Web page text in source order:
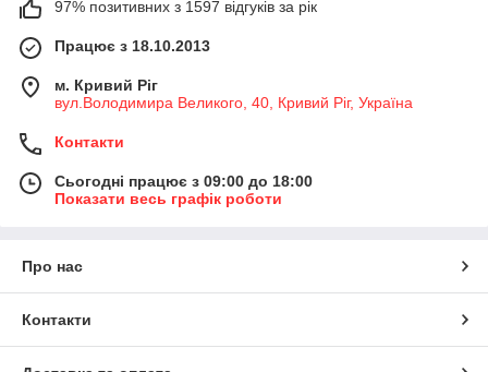
97% позитивних з 1597 відгуків за рік
Працює з 18.10.2013
м. Кривий Ріг
вул.Володимира Великого, 40, Кривий Ріг, Україна
Контакти
Сьогодні працює з 09:00 до 18:00
Показати весь графік роботи
Про нас
Контакти